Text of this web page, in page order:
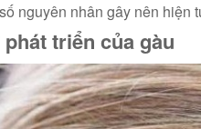
nguyên nhân gây nên hiện
triển của gàu